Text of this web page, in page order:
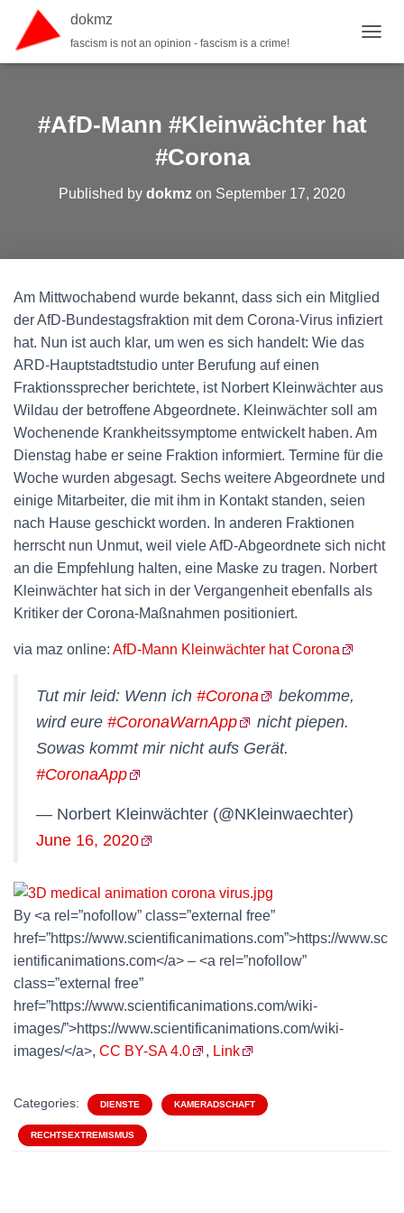
dokmz
fascism is not an opinion - fascism is a crime!
#AfD-Mann #Kleinwächter hat
#Corona
Published by dokmz on September 17, 2020
Am Mittwochabend wurde bekannt, dass sich ein Mitglied
der AfD-Bundestagsfraktion mit dem Corona-Virus infiziert
hat. Nun ist auch klar, um wen es sich handelt: Wie das
ARD-Hauptstadtstudio unter Berufung auf einen
Fraktionssprecher berichtete, ist Norbert Kleinwächter aus
Wildau der betroffene Abgeordnete. Kleinwächter soll am
Wochenende Krankheitssymptome entwickelt haben. Am
Dienstag habe er seine Fraktion informiert. Termine für die
Woche wurden abgesagt. Sechs weitere Abgeordnete und
einige Mitarbeiter, die mit ihm in Kontakt standen, seien
nach Hause geschickt worden. In anderen Fraktionen
herrscht nun Unmut, weil viele AfD-Abgeordnete sich nicht
an die Empfehlung halten, eine Maske zu tragen. Norbert
Kleinwächter hat sich in der Vergangenheit ebenfalls als
Kritiker der Corona-Maßnahmen positioniert.
via maz online: AfD-Mann Kleinwächter hat Corona
Tut mir leid: Wenn ich #Corona
bekomme,
wird eure #CoronaWarnApp
nicht piepen.
Sowas kommt mir nicht aufs Gerät.
#CoronaApp
— Norbert Kleinwächter (@NKleinwaechter)
June 16, 2020
By <a rel=”nofollow” class=”external free”
href=”https://www.scientificanimations.com”>https://www.sc
ientificanimations.com</a> – <a rel=”nofollow”
class=”external free”
href=”https://www.scientificanimations.com/wiki-
images/”>https://www.scientificanimations.com/wiki-
images/</a>, CC BY-SA 4.0 , Link
Categories: DIENSTE KAMERADSCHAFT
RECHTSEXTREMISMUS